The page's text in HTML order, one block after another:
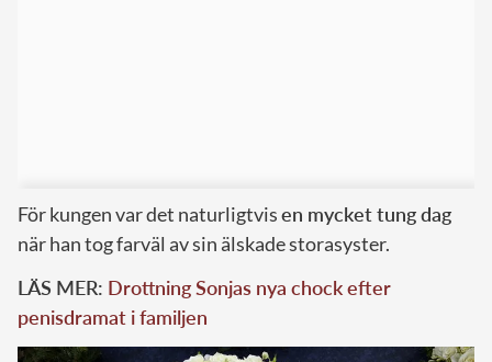
För kungen var det naturligtvisen mycket tung dag
när han tog farväl av sin älskade storasyster.
LÄS MER: Drottning Sonjas nya chock efter
penisdramat i familjen